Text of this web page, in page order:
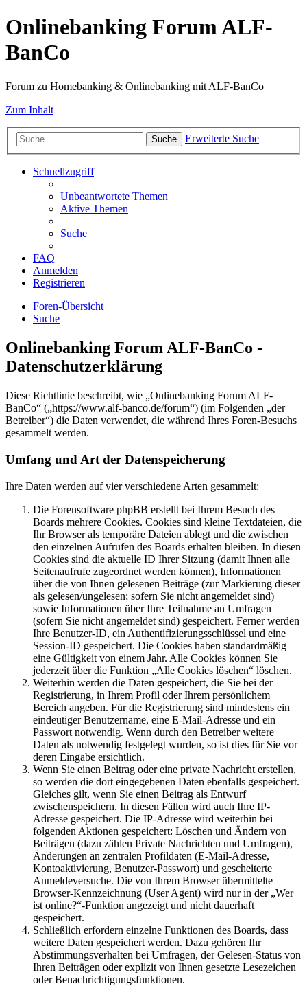
Onlinebanking Forum ALF-
BanCo
Forum zu Homebanking & Onlinebanking mit ALF-BanCo
Zum Inhalt
Suche Erweiterte Suche
Schnellzugriff
Unbeantwortete Themen
Aktive Themen
Suche
FAQ
Anmelden
Registrieren
Foren-Übersicht
Suche
Onlinebanking Forum ALF-BanCo -
Datenschutzerklärung
Diese Richtlinie beschreibt, wie „Onlinebanking Forum ALF-
BanCo“ („https://www.alf-banco.de/forum“) (im Folgenden „der
Betreiber“) die Daten verwendet, die während Ihres Foren-Besuchs
gesammelt werden.
Umfang und Art der Datenspeicherung
Ihre Daten werden auf vier verschiedene Arten gesammelt:
Die Forensoftware phpBB erstellt bei Ihrem Besuch des
Boards mehrere Cookies. Cookies sind kleine Textdateien, die
Ihr Browser als temporäre Dateien ablegt und die zwischen
den einzelnen Aufrufen des Boards erhalten bleiben. In diesen
Cookies sind die aktuelle ID Ihrer Sitzung (damit Ihnen alle
Seitenaufrufe zugeordnet werden können), Informationen
über die von Ihnen gelesenen Beiträge (zur Markierung dieser
als gelesen/ungelesen; sofern Sie nicht angemeldet sind)
sowie Informationen über Ihre Teilnahme an Umfragen
(sofern Sie nicht angemeldet sind) gespeichert. Ferner werden
Ihre Benutzer-ID, ein Authentifizierungsschlüssel und eine
Session-ID gespeichert. Die Cookies haben standardmäßig
eine Gültigkeit von einem Jahr. Alle Cookies können Sie
jederzeit über die Funktion „Alle Cookies löschen“ löschen.
Weiterhin werden die Daten gespeichert, die Sie bei der
Registrierung, in Ihrem Profil oder Ihrem persönlichem
Bereich angeben. Für die Registrierung sind mindestens ein
eindeutiger Benutzername, eine E-Mail-Adresse und ein
Passwort notwendig. Wenn durch den Betreiber weitere
Daten als notwendig festgelegt wurden, so ist dies für Sie vor
deren Eingabe ersichtlich.
Wenn Sie einen Beitrag oder eine private Nachricht erstellen,
so werden die dort eingegebenen Daten ebenfalls gespeichert.
Gleiches gilt, wenn Sie einen Beitrag als Entwurf
zwischenspeichern. In diesen Fällen wird auch Ihre IP-
Adresse gespeichert. Die IP-Adresse wird weiterhin bei
folgenden Aktionen gespeichert: Löschen und Ändern von
Beiträgen (dazu zählen Private Nachrichten und Umfragen),
Änderungen an zentralen Profildaten (E-Mail-Adresse,
Kontoaktivierung, Benutzer-Passwort) und gescheiterte
Anmeldeversuche. Die von Ihrem Browser übermittelte
Browser-Kennzeichnung (User Agent) wird nur in der „Wer
ist online?“-Funktion angezeigt und nicht dauerhaft
gespeichert.
Schließlich erfordern einzelne Funktionen des Boards, dass
weitere Daten gespeichert werden. Dazu gehören Ihr
Abstimmungsverhalten bei Umfragen, der Gelesen-Status von
Ihren Beiträgen oder explizit von Ihnen gesetzte Lesezeichen
oder Benachrichtigungsfunktionen.